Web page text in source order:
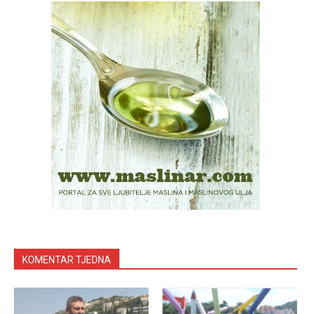
KOMENTAR TJEDNA